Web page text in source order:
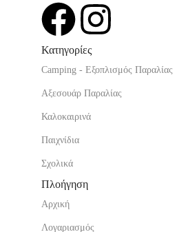
Κατηγορίες
Camping - Εξοπλισμός Παραλίας
Αξεσουάρ Παραλίας
Καλοκαιρινά
Παιχνίδια
Σχολικά
Πλοήγηση
Αρχική
Λογαριασμός